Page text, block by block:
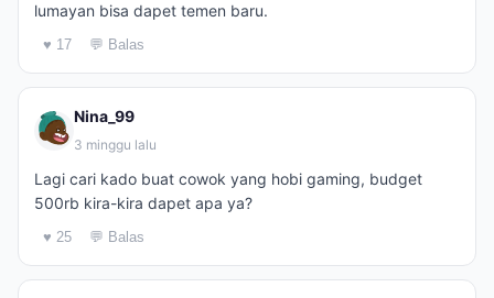
lumayan bisa dapet temen baru.
♥ 17 💬 Balas
Nina_99
3 minggu lalu
Lagi cari kado buat cowok yang hobi gaming, budget
500rb kira-kira dapet apa ya?
♥ 25 💬 Balas